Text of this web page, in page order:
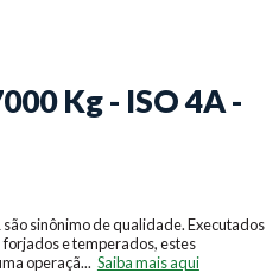
Kg - ISO 4A -
sinônimo de qualidade. Executados
e temperados, estes
operaçã... Saiba mais aqui